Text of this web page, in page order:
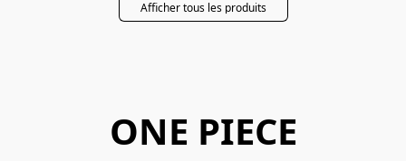
Afficher tous les produits
ONE PIECE